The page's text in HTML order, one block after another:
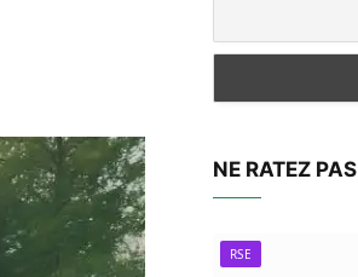
NE RATEZ PAS
RSE